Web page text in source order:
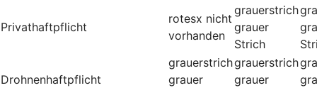
Privathaftpflicht
rotesx nicht
vorhanden
grauerstrich
grauer
Strich
Drohnenhaftpflicht
grauerstrich
grauer
grauerstrich
grauer